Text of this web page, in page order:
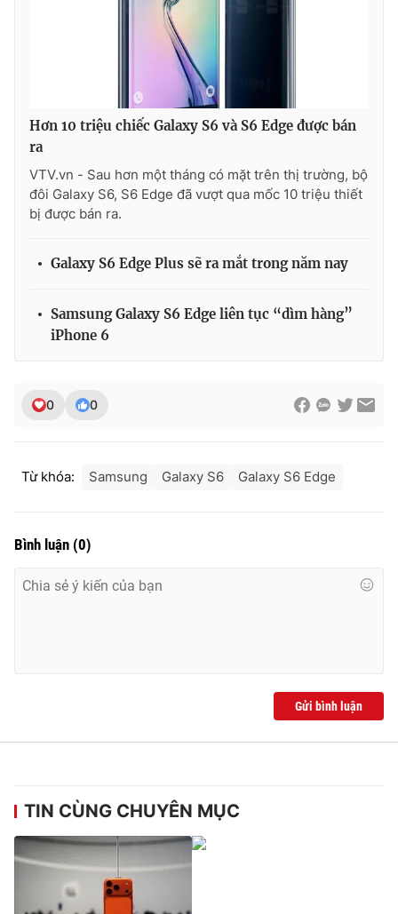
Bất động sản
Thị trường 24h
VTV4 Vươn mình bằng AI
VTV9 VTV8
Liên hệ tòa soạn English
THỜI BÁO VTV
Theo dõi báo trên
Cơ quan chủ quản:
Giấy phép hoạt động báo in và báo điện tử số 483/GP-BTTTT
024.38 355 931 - 024.38 355 932
Email:toasoan@vtv.vn
Hơn 10 triệu chiếc Galaxy S6 và S6 Edge được bán
ra
VTV.vn - Sau hơn một tháng có mặt trên thị trường, bộ
đôi Galaxy S6, S6 Edge đã vượt qua mốc 10 triệu thiết
bị được bán ra.
Galaxy S6 Edge Plus sẽ ra mắt trong năm nay
Samsung Galaxy S6 Edge liên tục “dìm hàng”
iPhone 6
0 0
Từ khóa: Samsung Galaxy S6 Galaxy S6 Edge
Bình luận (0)
Gửi bình luận
TIN CÙNG CHUYÊN MỤC